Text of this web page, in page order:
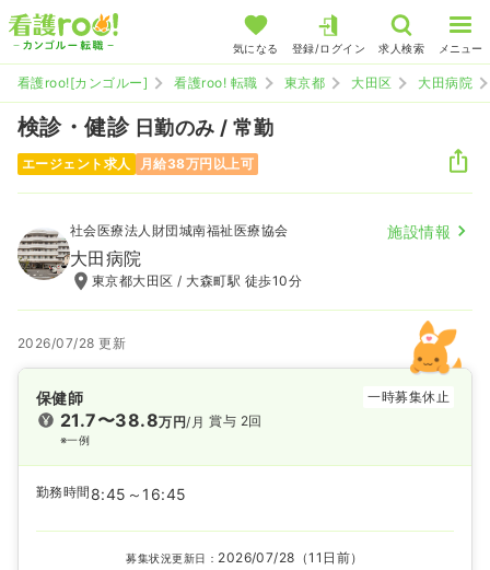
気になる 登録/ログイン 求人検索 メニュー
看護roo![カンゴルー] 看護roo! 転職 東京都 大田区 大田病院
検診・健診日勤のみ / 常勤
エージェント求人 月給38万円以上可
社会医療法人財団城南福祉医療協会 施設情報
大田病院
東京都大田区 / 大森町駅 徒歩10分
2026/07/28 更新
保健師 一時募集休止
21.7〜38.8万円/月
※一例
賞与 2回
勤務時間 8:45～16:45
募集状況更新日： 2026/07/28（11日前）